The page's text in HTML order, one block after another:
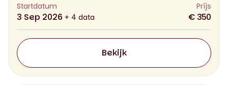
Startdatum
3 Sep 2026 + 4 data
Prijs
€ 350
Bekijk